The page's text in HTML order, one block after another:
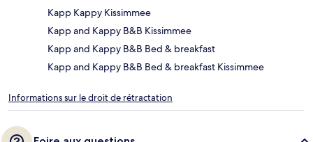
Kapp Kappy Kissimmee
Kapp and Kappy B&B Kissimmee
Kapp and Kappy B&B Bed & breakfast
Kapp and Kappy B&B Bed & breakfast Kissimmee
Informations sur le droit de rétractation